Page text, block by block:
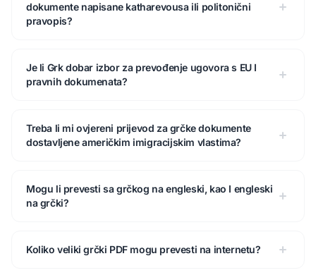
dokumente napisane katharevousa ili politonični
pravopis?
Je li Grk dobar izbor za prevođenje ugovora s EU I
pravnih dokumenata?
Treba li mi ovjereni prijevod za grčke dokumente
dostavljene američkim imigracijskim vlastima?
Mogu li prevesti sa grčkog na engleski, kao I engleski
na grčki?
Koliko veliki grčki PDF mogu prevesti na internetu?